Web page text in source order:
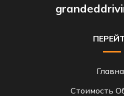
Стоимость